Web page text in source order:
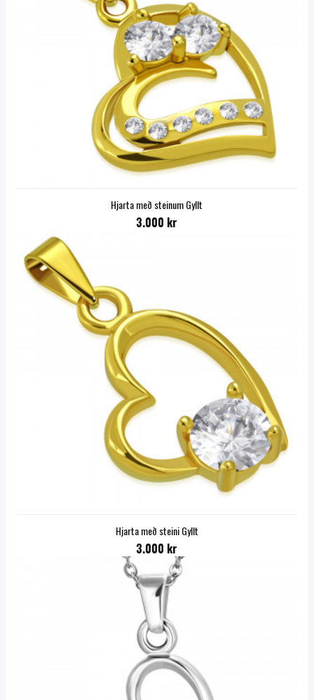
Hjarta með steinum Gyllt
3.000 kr
Hjarta með steini Gyllt
3.000 kr